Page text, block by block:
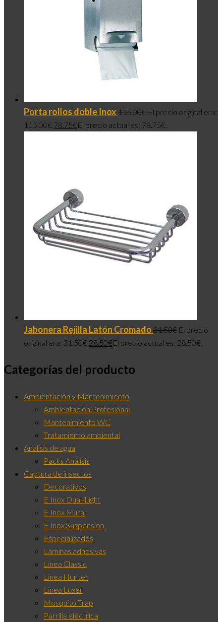
Porta rollos doble Inox 115.00€ El precio original era:
115.00€.78.75€El precio actual es: 78.75€.
Jabonera Rejilla Latón Cromado 31.50€ El precio
original era: 31.50€.28.50€El precio actual es: 28.50€.
Categorías del producto
Ambientación y Mantenimiento
Ambientación Profesional
Mantenimiento WC
Tratamiento ambiental
Análisis de agua
Packs Análisis
Captura de insectos
Decorativos
E Inox Dual-Light
E Inox Mural
E Inox Suspension
Especializados
Láminas adhesivas
Linea Classic
Linea Hunter
Linea Luxer
Mosquito Trap
Parrilla eléctrica